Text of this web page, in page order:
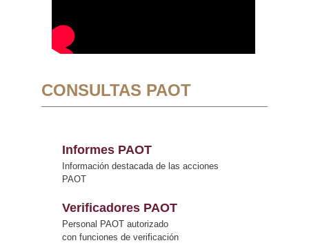
CONSULTAS PAOT
Informes PAOT
Información destacada de las acciones
PAOT
Verificadores PAOT
Personal PAOT autorizado
con funciones de verificación